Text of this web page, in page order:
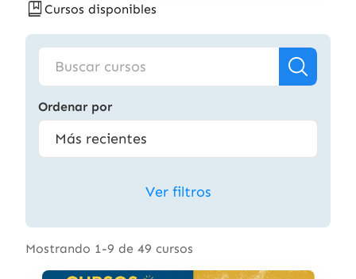
Cursos disponibles
Ordenar por
Ver filtros
Mostrando 1-9 de 49 cursos